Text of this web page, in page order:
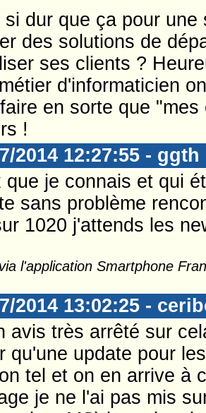
si dur que ça pour
des solutions de
ses clients ?
d'informaticien
en sorte que
!
2014 12:27:55 - ggth
que je connais et qui
sans problème
1020 j'attends les
l'application Smartphone
2014 13:02:25 -
avis très arrêté sur
qu'une update pour
tel et on en arrive à
je ne l'ai pas mis